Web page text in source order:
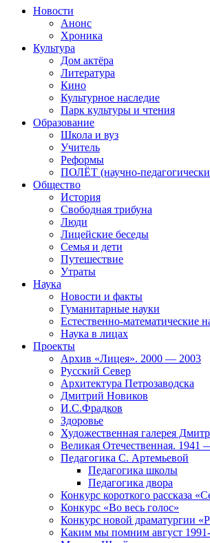
Новости
Анонс
Хроника
Культура
Дом актёра
Литература
Кино
Культурное наследие
Парк культуры и чтения
Образование
Школа и вуз
Учитель
Реформы
ПОЛЁТ (научно-
Общество
История
Свободная трибуна
Люди
Лицейские беседы
Семья и дети
Путешествие
Утраты
Наука
Новости и факты
Гуманитарные науки
Естественно-математические
Наука в лицах
Проекты
Архив «Лицея». 2000 — 2003
Русский Север
Архитектура Петрозаводска
Дмитрий Новиков
И.С.Фрадков
Здоровье
Художественная галерея
Великая Отечественная. 1941
Педагогика С. Артемьевой
Педагогика школы
Педагогика двора
Конкурс короткого рассказа
Конкурс «Во весь голос»
Конкурс новой драматургии
Каким мы помним август